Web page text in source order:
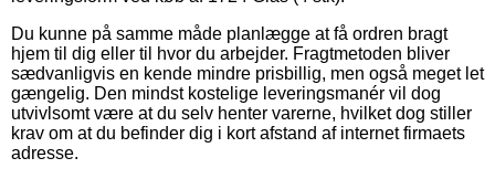
Du kunne på samme måde planlægge at få ordren bragt
hjem til dig eller til hvor du arbejder. Fragtmetoden bliver
sædvanligvis en kende mindre prisbillig, men også meget let
gængelig. Den mindst kostelige leveringsmanér vil dog
utvivlsomt være at du selv henter varerne, hvilket dog stiller
krav om at du befinder dig i kort afstand af internet firmaets
adresse.